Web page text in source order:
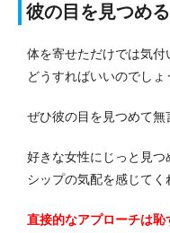
彼の目を見つめる
体を寄せただけでは気
どうすればいいのでしょ
ぜひ彼の目を見つめて無
好きな女性にじっと見
シップの気配を感じてく
直接的なアプローチは